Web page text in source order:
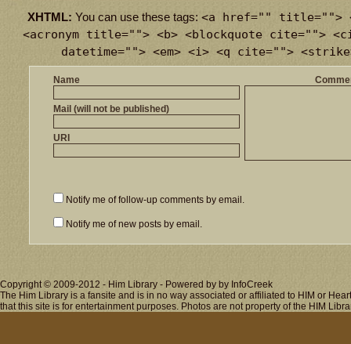
XHTML: You can use these tags: <a href="" title="">
<acronym title=""> <b> <blockquote cite="">
datetime=""> <em> <i> <q cite="">
Name
Mail (will not be published)
URI
Notify me of follow-up comments by email.
Notify me of new posts by email.
Copyright © 2009-2012 - Him Library - Powered by by InfoCreek
The Him Library is a fansite and is in no way associated or affiliated to HIM or
that this site is for entertainment purposes. Photos are not property of the HIM